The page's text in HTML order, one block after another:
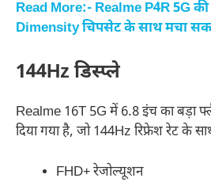
Read More:- Realme P4R 5G
Dimensity चिपसेट के साथ मचा
144Hz डिस्प्ले
Realme 16T 5G में 6.8 इंच का बड़ा
दिया गया है, जो 144Hz रिफ्रेश रेट के
FHD+ रेजोल्यूशन